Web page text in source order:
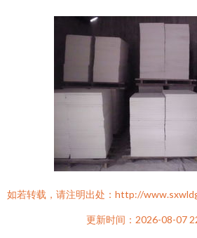
如若转载，请注明出处：http://
更新时间：2026-08-07